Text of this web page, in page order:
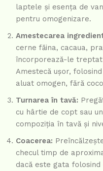
laptele și esența de
pentru omogenizare.
Amestecarea
cerne făina, cacaua,
încorporează-le treptat
Amestecă ușor,
aluat omogen, fără
Turnarea în tavă:
cu hârtie de copt sau
compoziția în tavă și
Coacerea:
checul timp de
dacă este gata